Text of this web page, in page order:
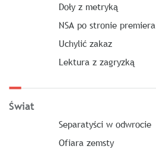
Doły z metryką
NSA po stronie premiera
Uchylić zakaz
Lektura z zagryzką
Świat
Separatyści w odwrocie
Ofiara zemsty